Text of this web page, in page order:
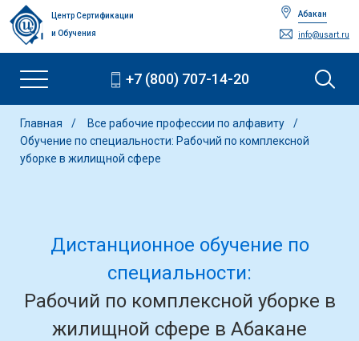
Центр Сертификации
и Обучения
Абакан
info@usart.ru
+7 (800) 707-14-20
Главная
Все рабочие профессии по алфавиту
Обучение по специальности: Рабочий по комплексной
уборке в жилищной сфере
Дистанционное обучение по
специальности:
Рабочий по комплексной уборке в
жилищной сфере в Абакане